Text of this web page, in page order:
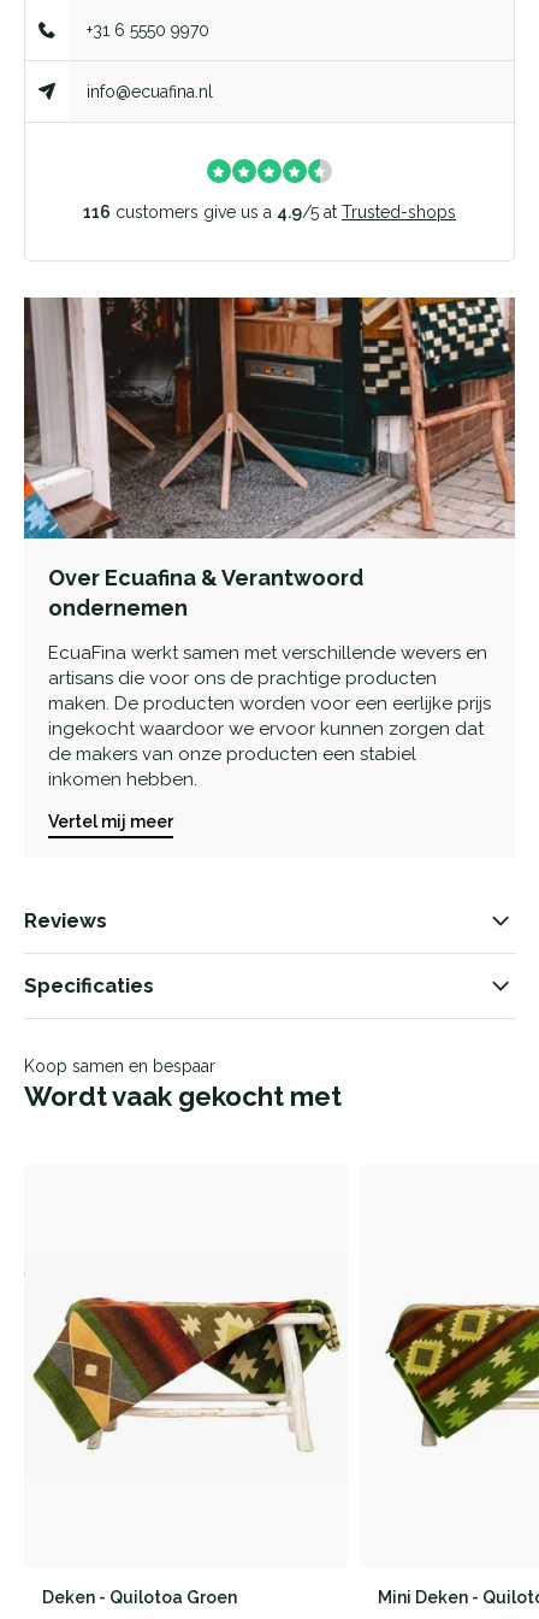
+31 6 5550 9970
info@ecuafina.nl
116 customers give us a 4.9/5 at Trusted-shops
Over Ecuafina & Verantwoord
ondernemen
EcuaFina werkt samen met verschillende wevers en
artisans die voor ons de prachtige producten
maken. De producten worden voor een eerlijke prijs
ingekocht waardoor we ervoor kunnen zorgen dat
de makers van onze producten een stabiel
inkomen hebben.
Vertel mij meer
Reviews
Specificaties
Koop samen en bespaar
Wordt vaak gekocht met
Deken - Quilotoa Groen Mini Deken -